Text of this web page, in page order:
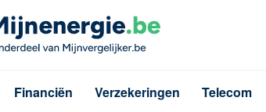
Financiën Verzekeringen Telecom